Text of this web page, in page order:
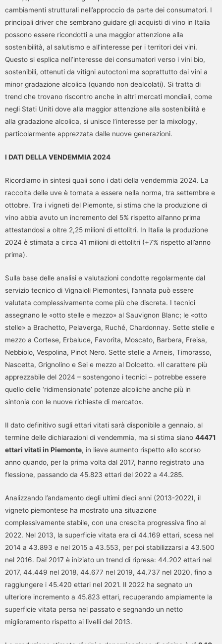
cambiamenti strutturali nell’approccio da parte dei consumatori. I
principali driver che sembrano guidare gli acquisti di vino in Italia
possono essere ricondotti a una maggior attenzione alla
sostenibilità, al salutismo e all’interesse per i territori dei vini.
Questo si esplica nell’interesse dei consumatori verso i vini bio,
sostenibili, ottenuti da vitigni autoctoni ma soprattutto dai vini a
minor gradazione alcolica (quando non dealcolati). Si tratta di
trend che trovano riscontro anche in altri mercati mondiali, come
negli Stati Uniti dove alla maggior attenzione alla sostenibilità e
alla gradazione alcolica, si unisce l’interesse per la mixology,
particolarmente apprezzata dalle nuove generazioni.
I DATI DELLA VENDEMMIA 2024
Ricordiamo in sintesi quali sono i dati della vendemmia 2024. La
raccolta delle uve è tornata a essere nella norma, tra settembre e
ottobre. Tra i vigneti del Piemonte, si stima che la produzione di
vino abbia avuto un incremento del 5% rispetto all’anno prima
attestandosi a oltre 2,25 milioni di ettolitri. In Italia la produzione
2024 è stimata a circa 41 milioni di ettolitri (+7% rispetto all’anno
prima).
Sulla base delle analisi e valutazioni condotte regolarmente dal
servizio tecnico di Vignaioli Piemontesi, l’annata può essere
valutata complessivamente come più che discreta. I tecnici
assegnano le «otto stelle e mezzo» al Sauvignon Blanc; le «otto
stelle» a Brachetto, Pelaverga, Ruché, Chardonnay. Sette stelle e
mezzo a Cortese, Erbaluce, Favorita, Moscato, Barbera, Freisa,
Nebbiolo, Vespolina, Pinot Nero. Sette stelle a Arneis, Timorasso,
Nascetta, Grignolino e Sei e mezzo al Dolcetto. «Il carattere più
apprezzabile del 2024 – sostengono i tecnici – potrebbe essere
quello delle ‘ridimensionate’ potenze alcoliche anche più in
sintonia con le nuove richieste di mercato».
Il dato definitivo sugli ettari vitati sarà disponibile a gennaio, al
termine delle dichiarazioni di vendemmia, ma si stima siano 44471
ettari vitati in Piemonte, in lieve aumento rispetto allo scorso
anno quando, per la prima volta dal 2017, hanno registrato una
flessione, passando da 45.823 ettari del 2022 a 44.285.
Analizzando l’andamento degli ultimi dieci anni (2013-2022), il
vigneto piemontese ha mostrato una situazione
complessivamente stabile, con una crescita progressiva fino al
2022. Nel 2013, la superficie vitata era di 44.169 ettari, scesa nel
2014 a 43.893 e nel 2015 a 43.553, per poi stabilizzarsi a 43.500
nel 2016. Dal 2017 è iniziato un trend di ripresa: 44.202 ettari nel
2017, 44.449 nel 2018, 44.677 nel 2019, 44.737 nel 2020, fino a
raggiungere i 45.420 ettari nel 2021. Il 2022 ha segnato un
ulteriore incremento a 45.823 ettari, recuperando ampiamente la
superficie vitata persa nel passato e segnando un netto
miglioramento rispetto ai livelli del 2013.